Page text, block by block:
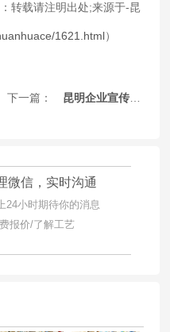
转载请注明出处;来源于-昆
1621.html）
下一篇： 昆明企业宣传画册制作-建筑水泥行业画册设计
微信，实时沟通
24小时期待你的消息
报价/了解工艺